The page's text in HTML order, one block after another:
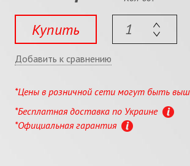
Купить
Добавить к сравнению
*Цены в розничной сети могут быть
*Бесплатная доставка по Украине
*Официальная гарантия